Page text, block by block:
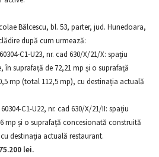
Bălcescu, bl. 53, parter, jud. Hunedoara,
după cum urmează:
C1-U23, nr. cad 630/X/21/X: spațiu
în suprafață de 72,21 mp și o suprafață
mp (total 112,5 mp), cu destinația actuală
C1-U22, nr. cad 630/X/21/II: spațiu
mp și o suprafață concesionată construită
destinația actuală restaurant.
lei.